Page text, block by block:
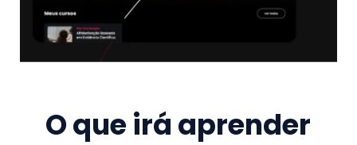
O que irá aprender